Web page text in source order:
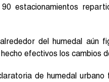
estacionamientos
del humedal aún
efectivos los cambios
de humedal urbano